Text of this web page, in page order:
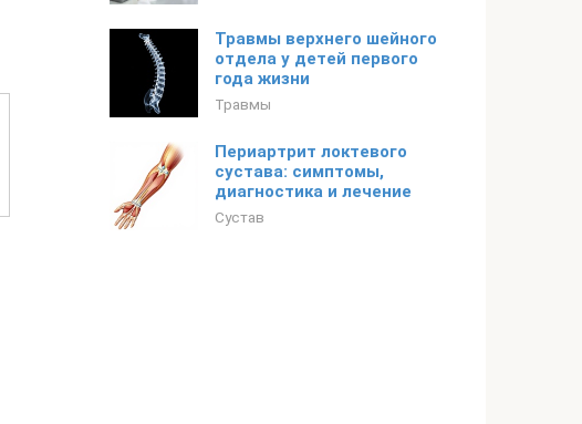
Травмы верхнего шейного
отдела у детей первого
года жизни
Травмы
Периартрит локтевого
сустава: симптомы,
диагностика и лечение
Сустав